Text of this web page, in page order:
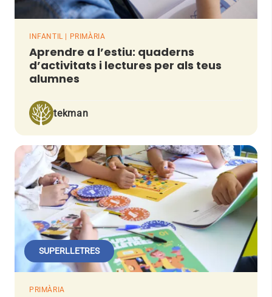
INFANTIL | PRIMÀRIA
Aprendre a l’estiu: quaderns
d’activitats i lectures per als teus
alumnes
tekman
SUPERLLETRES
PRIMÀRIA